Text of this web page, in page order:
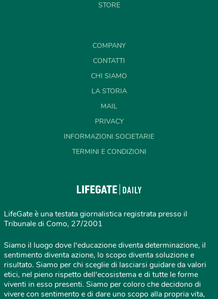
STORE
COMPANY
CONTATTI
CHI SIAMO
LA STORIA
MAIL
PRIVACY
INFORMAZIONI SOCIETARIE
TERMINI E CONDIZIONI
LifeGate è una testata giornalistica registrata presso il
Tribunale di Como, 27/2001
Siamo il luogo dove l'educazione diventa determinazione, il
sentimento diventa azione, lo scopo diventa soluzione e
risultato. Siamo per chi sceglie di lasciarsi guidare da valori
etici, nel pieno rispetto dell'ecosistema e di tutte le forme
viventi in esso presenti. Siamo per coloro che decidono di
vivere con sentimento e di dare uno scopo alla propria vita,